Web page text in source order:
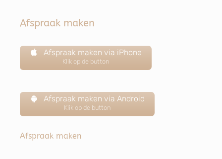
Afspraak maken
Afspraak maken via iPhone
Klik op de button
Afspraak maken via Android
Klik op de button
Afspraak maken